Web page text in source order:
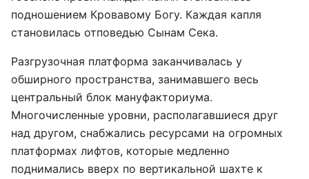
подношением Кровавому Богу. Каждая капля
становилась отповедью Сынам Сека.
Разгрузочная платформа заканчивалась у
обширного пространства, занимавшего весь
центральный блок мануфакториума.
Многочисленные уровни, располагавшиеся друг
над другом, снабжались ресурсами на огромных
платформах лифтов, которые медленно
поднимались вверх по вертикальной шахте к